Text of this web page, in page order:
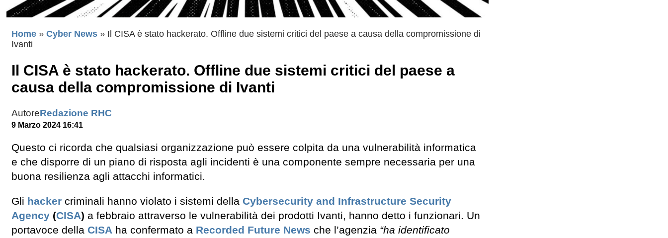
Home » Cyber News » Il CISA è stato hackerato. Offline due sistemi critici del paese a causa della compromissione di
Ivanti
Il CISA è stato hackerato. Offline due sistemi critici del paese a
causa della compromissione di Ivanti
AutoreRedazione RHC
9 Marzo 2024 16:41
Questo ci ricorda che qualsiasi organizzazione può essere colpita da una vulnerabilità informatica
e che disporre di un piano di risposta agli incidenti è una componente sempre necessaria per una
buona resilienza agli attacchi informatici.
Gli hacker criminali hanno violato i sistemi della Cybersecurity and Infrastructure Security
Agency (CISA) a febbraio attraverso le vulnerabilità dei prodotti Ivanti, hanno detto i funzionari. Un
portavoce della CISA ha confermato a Recorded Future News che l’agenzia “ha identificato